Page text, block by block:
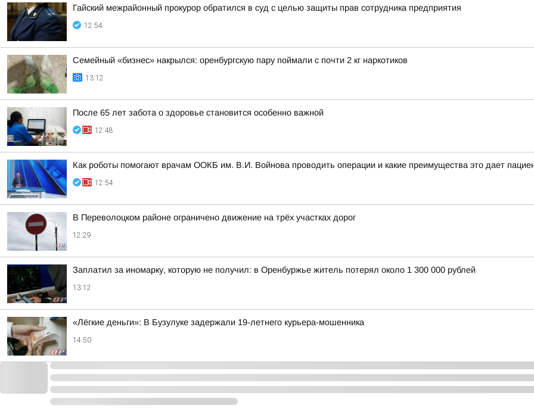
Гайский межрайонный прокурор обратился в суд с целью защиты прав сотрудника предприятия
12:54
Семейный «бизнес» накрылся: оренбургскую пару поймали с почти 2 кг наркотиков
13:12
После 65 лет забота о здоровье становится особенно важной
12:48
Как роботы помогают врачам ООКБ им. В.И. Войнова проводить операции и какие преимущества это дает
12:54
В Переволоцком районе ограничено движение на трёх участках дорог
12:29
Заплатил за иномарку, которую не получил: в Оренбуржье житель потерял около 1 300 000 рублей
13:12
«Лёгкие деньги»: В Бузулуке задержали 19-летнего курьера-мошенника
14:50